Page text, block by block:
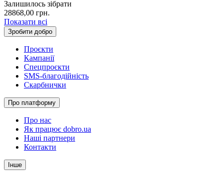
Залишилось зібрати
28868,00 грн.
Показати всі
Зробити добро
Проєкти
Кампанії
Спецпроєкти
SMS-благодійність
Скарбнички
Про платформу
Про нас
Як працює dobro.ua
Наші партнери
Контакти
Інше